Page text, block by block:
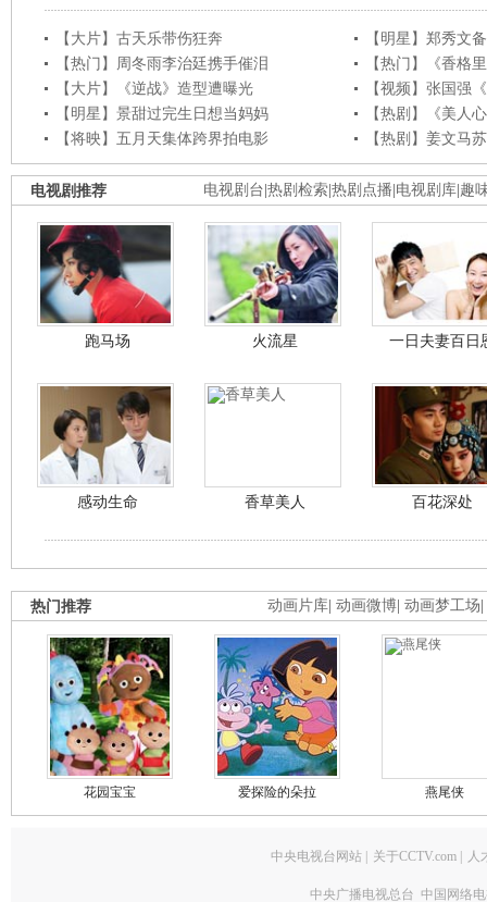
【大片】古天乐带伤狂奔
【明星】郑秀文
【热门】周冬雨李治廷携手催泪
【热门】《香格
【大片】《逆战》造型遭曝光
【视频】张国强
【明星】景甜过完生日想当妈妈
【热剧】《美人
【将映】五月天集体跨界拍电影
【热剧】姜文马
电视剧台 热剧检索 热剧点播 电视剧库 趣
电视剧推荐
跑马场 火流星 一日夫妻百日
感动生命 香草美人 百花深处
动画片库 动画微博 动画梦工场
热门推荐
花园宝宝 爱探险的朵拉 燕尾侠
中央电视台网站 关于CCTV.com 人
中央广播电视总台 中国网络